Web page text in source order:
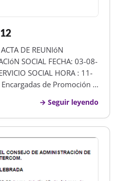
DE REUNIóN
SOCIAL FECHA: 03-08-
SOCIAL HORA : 11-
Encargadas de Promoción y
MONTECINOS EQUIPO 2:
3 : TENS. DIGNA
Seguir leyendo